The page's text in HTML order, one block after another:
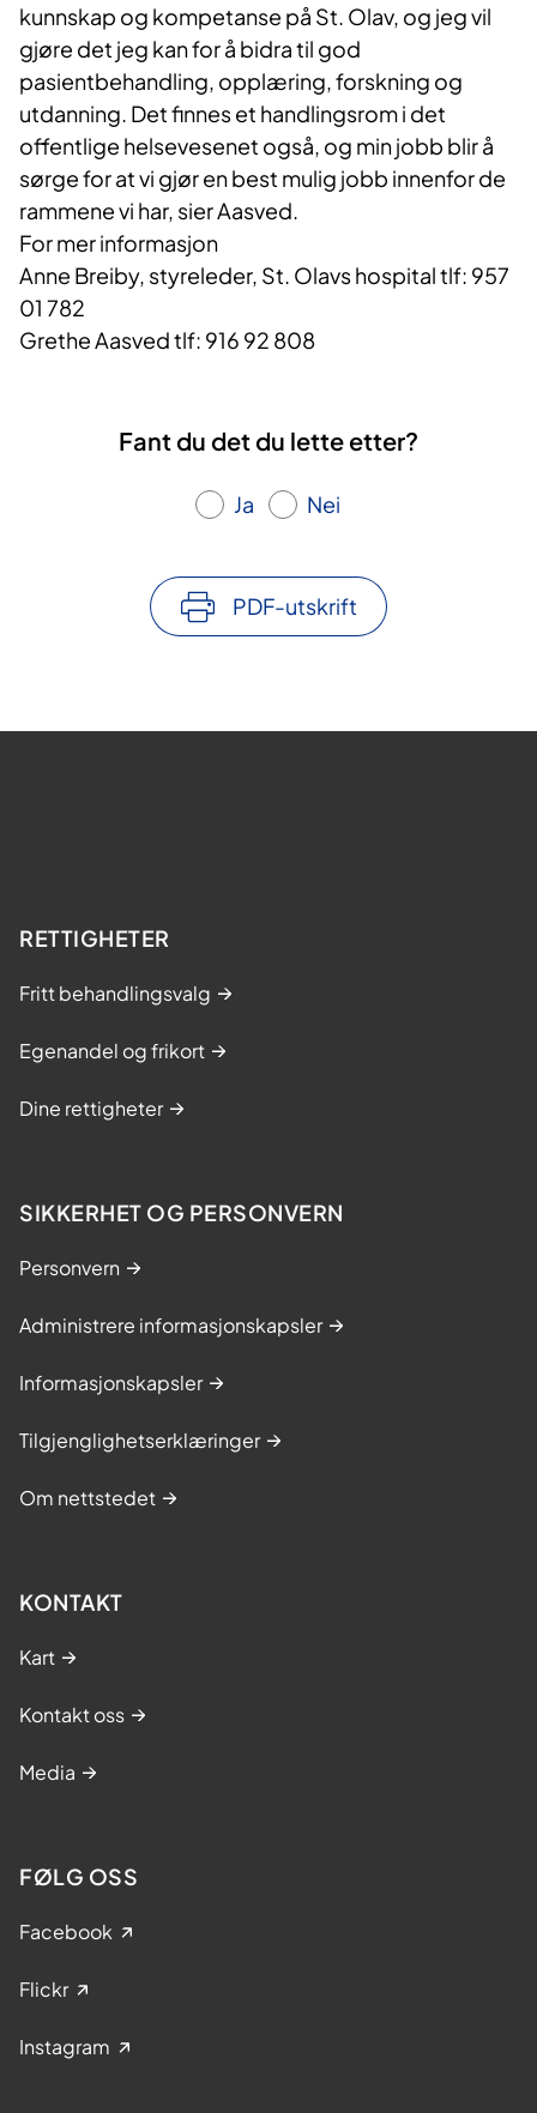
kunnskap og kompetanse på St. Olav, og jeg vil
gjøre det jeg kan for å bidra til god
pasientbehandling, opplæring, forskning og
utdanning. Det finnes et handlingsrom i det
offentlige helsevesenet også, og min jobb blir å
sørge for at vi gjør en best mulig jobb innenfor de
rammene vi har, sier Aasved.
For mer informasjon
Anne Breiby, styreleder, St. Olavs hospital tlf: 957
01 782
Grethe Aasved tlf: 916 92 808
Fant du det du lette etter?
Ja Nei
PDF-utskrift
RETTIGHETER
Fritt behandlingsvalg
Egenandel og frikort
Dine rettigheter
SIKKERHET OG PERSONVERN
Personvern
Administrere informasjonskapsler
Informasjonskapsler
Tilgjenglighetserklæringer
Om nettstedet
KONTAKT
Kart
Kontakt oss
Media
FØLG OSS
Facebook
Flickr
Instagram